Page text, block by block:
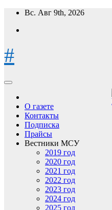
Перейти
содержимому
Вс. Авг 9th, 2026
#
О газете
Контакты
Подписка
Прайсы
Вестники МСУ
2019 год
2020 год
2021 год
2022 год
2023 год
2024 год
2025 год